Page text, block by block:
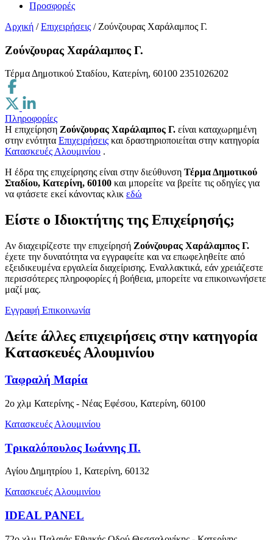
Προσφορές
Αρχική / Επιχειρήσεις / Ζούνζουρας Χαράλαμπος Γ.
Ζούνζουρας Χαράλαμπος Γ.
Τέρμα Δημοτικού Σταδίου, Κατερίνη, 60100 2351026202
Πληροφορίες
Η επιχείρηση Ζούνζουρας Χαράλαμπος Γ. είναι καταχωρημένη
στην ενότητα Επιχειρήσεις και δραστηριοποιείται στην κατηγορία
Κατασκευές Αλουμινίου .
H έδρα της επιχείρησης είναι στην διεύθυνση Τέρμα Δημοτικού
Σταδίου, Κατερίνη, 60100 και μπορείτε να βρείτε τις οδηγίες για
να φτάσετε εκεί κάνοντας κλικ εδώ
Είστε ο Ιδιοκτήτης της Επιχείρησής;
Αν διαχειρίζεστε την επιχείρησή Ζούνζουρας Χαράλαμπος Γ.
έχετε την δυνατότητα να εγγραφείτε και να επωφεληθείτε από
εξειδικευμένα εργαλεία διαχείρισης. Εναλλακτικά, εάν χρειάζεστε
περισσότερες πληροφορίες ή βοήθεια, μπορείτε να επικοινωνήσετε
μαζί μας.
Εγγραφή Επικοινωνία
Δείτε άλλες επιχειρήσεις στην κατηγορία
Κατασκευές Αλουμινίου
Ταφραλή Μαρία
2ο χλμ Κατερίνης - Νέας Εφέσου, Κατερίνη, 60100
Κατασκευές Αλουμινίου
Τρικαλόπουλος Ιωάννης Π.
Αγίου Δημητρίου 1, Κατερίνη, 60132
Κατασκευές Αλουμινίου
IDEAL PANEL